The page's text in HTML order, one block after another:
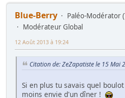
Blue-Berry
Paléo-Modérator
Modérateur Global
12 Août 2013 à 19:24
Citation de: ZeZapatiste le 15 Mai
Si en plus tu savais quel
moins envie d'un dîner !